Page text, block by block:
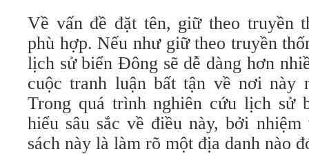
Về vấn đề đặt tên, giữ theo truyền
phù hợp. Nếu như giữ theo truyền
lịch sử biển Đông sẽ dễ dàng hơn
cuộc tranh luận bất tận về nơi này
Trong quá trình nghiên cứu lịch sử
hiểu sâu sắc về điều này, bởi
sách này là làm rõ một địa danh nào